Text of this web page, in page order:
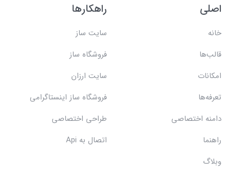
اصلی
خانه
قالب‌ها
امکانات
تعرفه‌ها
دامنه اختصاصی
راهنما
وبلاگ
راهکارها
سایت ساز
فروشگاه ساز
سایت ارزان
فروشگاه ساز اینستاگرامی
طراحی اختصاصی
اتصال به Api